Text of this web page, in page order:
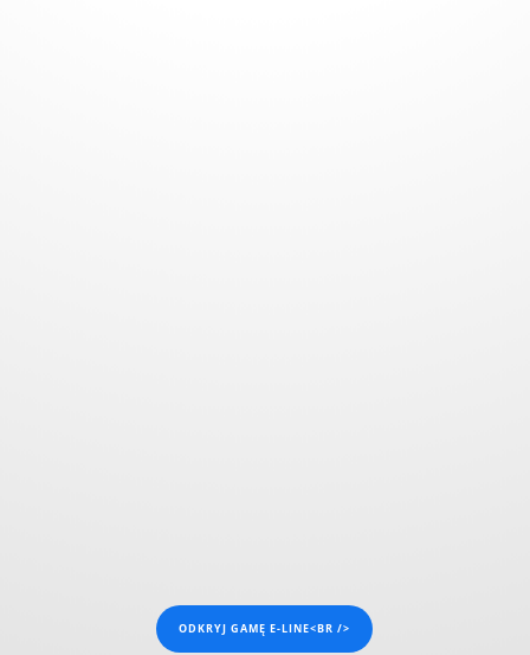
ODKRYJ GAMĘ E-LINE<BR />